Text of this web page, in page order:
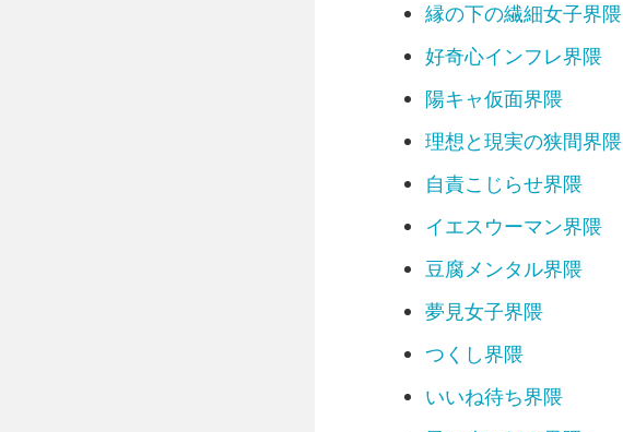
いいね待ち界隈
風に吹かれて界隈
心の充電スポット界隈
他人ファースト界隈
頼まれ女子界隈
映え界隈
職人界隈
マイペース界隈
安定思考界隈
こんにゃくメンタル界隈
パリピ界隈
短距離無双界隈
縁の下の繊細女子界隈
好奇心インフレ界隈
陽キャ仮面界隈
理想と現実の狭間界隈
自責こじらせ界隈
イエスウーマン界隈
豆腐メンタル界隈
夢見女子界隈
つくし界隈
いいね待ち界隈